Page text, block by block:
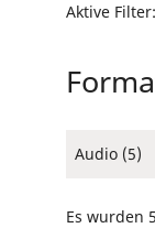
Aktive Filter:
Audio (5)
Es wurden